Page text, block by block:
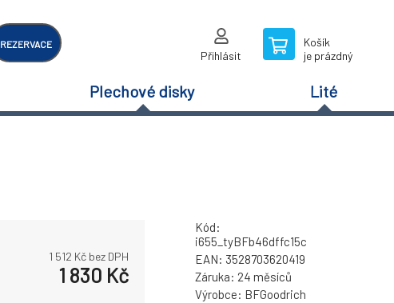
REZERVACE
Přihlásit
Košík
je prázdný
Plechové disky Lité
1 512 Kč bez DPH
1 830 Kč
Kód:
i655_tyBFb46dffc15c
EAN: 3528703620419
Záruka: 24 měsíců
Výrobce: BFGoodrich